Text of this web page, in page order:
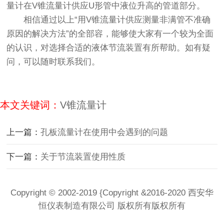
量计在V锥流量计供应U形管中液位升高的管道部分。
相信通过以上“用V锥流量计供应测量非满管不准确
原因的解决方法”的全部容，能够使大家有一个较为全面
的认识，对选择合适的液体节流装置有所帮助。如有疑
问，可以随时联系我们。
本文关键词： V锥流量计
上一篇：孔板流量计在使用中会遇到的问题
下一篇： 关于节流装置使用性质
Copyright © 2002-2019 {Copyright &2016-2020 西安华
恒仪表制造有限公司 版权所有版权所有